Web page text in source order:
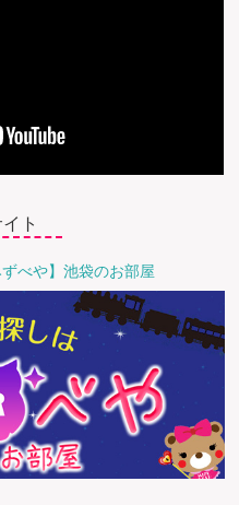
ト
べや】池袋のお部屋